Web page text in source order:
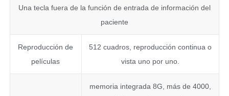
Una tecla fuera de la función de entrada de información del
paciente
Reproducción de
películas
512 cuadros, reproducción continua o
vista uno por uno.
memoria integrada 8G, más de 4000,